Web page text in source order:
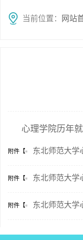
当前位置： 网站
心理学院历年
附件【 东北师范大学
附件【 东北师范大学
附件【 东北师范大学